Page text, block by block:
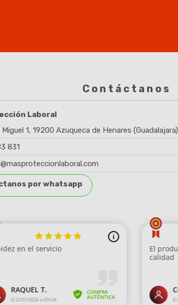
Contáctanos
Laboral
1, 19200 Azuqueca de Henares (Guadalajara)
831
por whatsapp